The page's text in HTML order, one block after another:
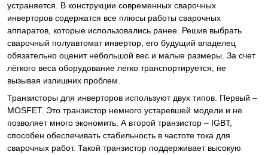
устраняется. В конструкции современных сварочных
инверторов содержатся все плюсы работы сварочных
аппаратов, которые использовались ранее. Решив выбрать
сварочный полуавтомат инвертор, его будущий владелец
обязательно оценит небольшой вес и малые размеры. За счет
лёгкого веса оборудование легко транспортируется, не
вызывая излишних проблем.
Транзисторы для инверторов используют двух типов. Первый –
MOSFET. Это транзистор немного устаревшей модели и не
позволяет много экономить. А второй транзистор – IGBT,
способен обеспечивать стабильность в частоте тока для
сварочных работ. Такой транзистор поддерживает высокую